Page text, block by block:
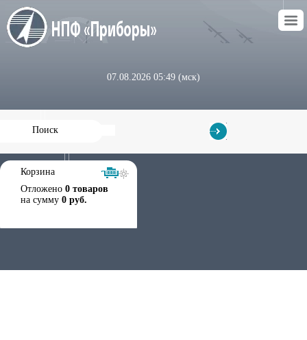
07.08.2026 05:49 (мск)
Корзина
Отложено 0 товаров
на сумму 0 руб.